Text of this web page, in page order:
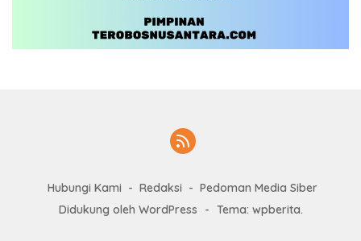
Hubungi Kami Redaksi
Pedoman Media Siber
Didukung oleh WordPress
- Tema: wpberita.